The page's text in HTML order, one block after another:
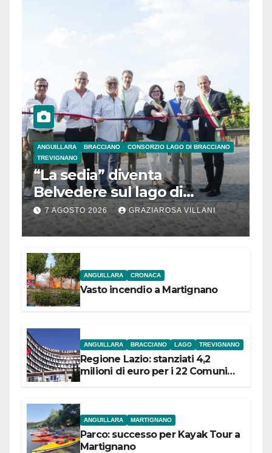
ANGUILLARA BRACCIANO
CONSORZIO LAGO DI BRACCIANO
TREVIGNANO
“La sedia” diventa
Belvedere sul lago di
Bracciano: ieri
l’inaugurazione
7 AGOSTO 2026 GRAZIAROSA VILLANI
ANGUILLARA CRONACA
Vasto incendio a Martignano
ANGUILLARA BRACCIANO LAGO TREVIGNANO
Regione Lazio: stanziati 4,2
milioni di euro per i 22 Comuni
ANGUILLARA MARTIGNANO
Parco: successo per Kayak Tour a
Martignano